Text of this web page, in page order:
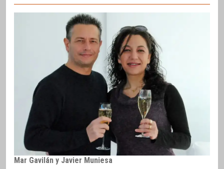
Mar Gavilán y Javier Muniesa